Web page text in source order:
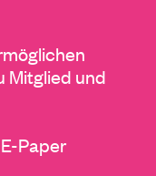
Mitglied und
Paper